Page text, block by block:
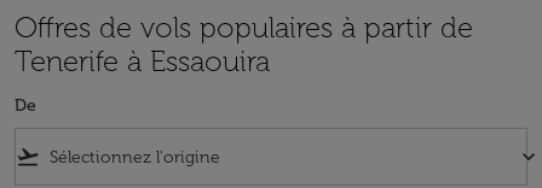
Offres de vols populaires à partir de
Tenerife à Essaouira
De
flight_takeoff keyboard_arrow_down